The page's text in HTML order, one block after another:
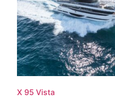
X 95 Vista